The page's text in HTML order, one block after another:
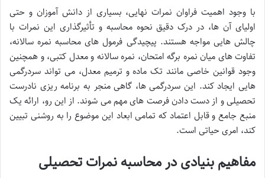
با وجود اهمیت فراوان نمرات نهایی، بسیاری از دانش آموزان و حتی
اولیای آن ها، در درک دقیق نحوه محاسبه و تأثیرگذاری این نمرات با
چالش هایی مواجه هستند. پیچیدگی فرمول های محاسبه نمره سالانه،
تفاوت های میان نمره برگه امتحان، نمره سالانه و معدل کتبی، و همچنین
وجود قوانین خاصی مانند تک ماده و ترمیم معدل، می تواند سردرگمی
هایی ایجاد کند. این سردرگمی ها، گاهی منجر به برنامه ریزی نادرست
تحصیلی و از دست دادن فرصت های مهم می شوند. از این رو، ارائه یک
منبع جامع و قابل اعتماد که تمامی ابعاد این موضوع را به روشنی تبیین
کند، امری حیاتی است.
مفاهیم بنیادی در محاسبه نمرات تحصیلی